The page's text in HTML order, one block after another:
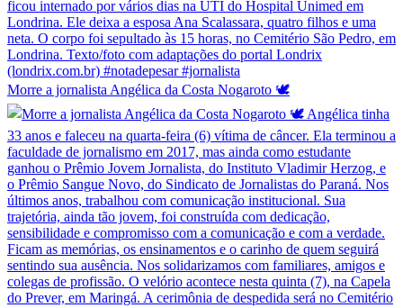
Morre a jornalista Angélica da Costa Nogaroto 🕊️